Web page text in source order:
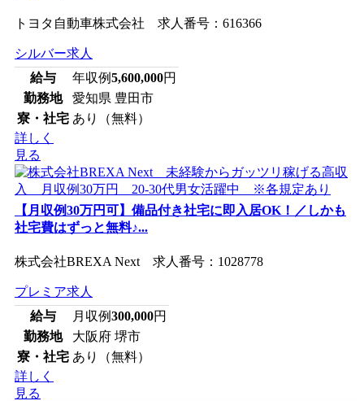
トヨタ自動車株式会社 求人番号：616366
シルバー求人
給与
年収例5,600,000円
勤務地
愛知県 豊田市
寮・社宅 あり（無料）
詳しく
見る
【月収例30万円可】備品付き社宅に即入居OK！／しかも
社宅費はずっと無料♪...
株式会社BREXA Next 求人番号：1028778
プレミア求人
給与
月収例300,000円
勤務地
大阪府 堺市
寮・社宅 あり（無料）
詳しく
見る